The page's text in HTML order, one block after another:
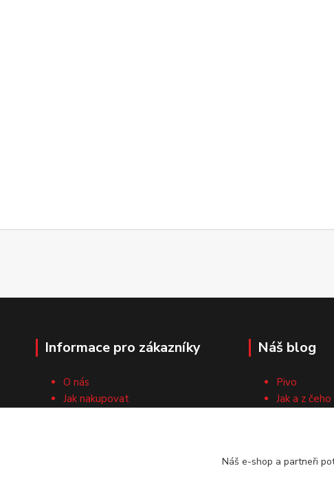
Informace pro zákazníky
O nás
Jak nakupovat
Náš blog
Pivo
Jak a z
Náš e-shop a partneři